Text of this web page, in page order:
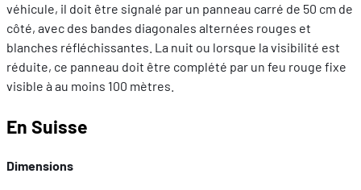
véhicule, il doit être signalé par un panneau carré de 50 cm de
côté, avec des bandes diagonales alternées rouges et
blanches réfléchissantes. La nuit ou lorsque la visibilité est
réduite, ce panneau doit être complété par un feu rouge fixe
visible à au moins 100 mètres.
En Suisse
Dimensions